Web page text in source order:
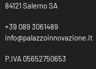
84121 Salerno SA
+39 089 3061489
info@palazzoinnovazione.it
P.IVA 05652750653